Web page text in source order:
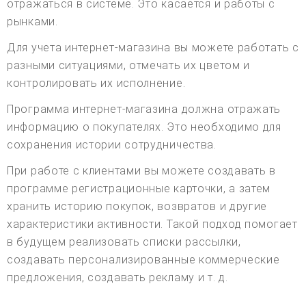
отражаться в системе. Это касается и работы с
рынками.
Для учета интернет-магазина вы можете работать с
разными ситуациями, отмечать их цветом и
контролировать их исполнение.
Программа интернет-магазина должна отражать
информацию о покупателях. Это необходимо для
сохранения истории сотрудничества.
При работе с клиентами вы можете создавать в
программе регистрационные карточки, а затем
хранить историю покупок, возвратов и другие
характеристики активности. Такой подход помогает
в будущем реализовать списки рассылки,
создавать персонализированные коммерческие
предложения, создавать рекламу и т. д.